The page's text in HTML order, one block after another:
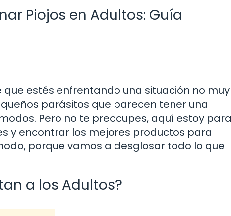
Piojos en Adultos: Guía
que estés enfrentando una situación no muy
parásitos que parecen tener una
Pero no te preocupes, aquí estoy para
y encontrar los mejores productos para
porque vamos a desglosar todo lo que
a los Adultos?